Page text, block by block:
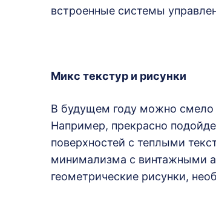
встроенные системы
Микс текстур и рисунки
В будущем году можно смело
Например, прекрасно
поверхностей с теплыми
минимализма с винтажными
геометрические рисунки,